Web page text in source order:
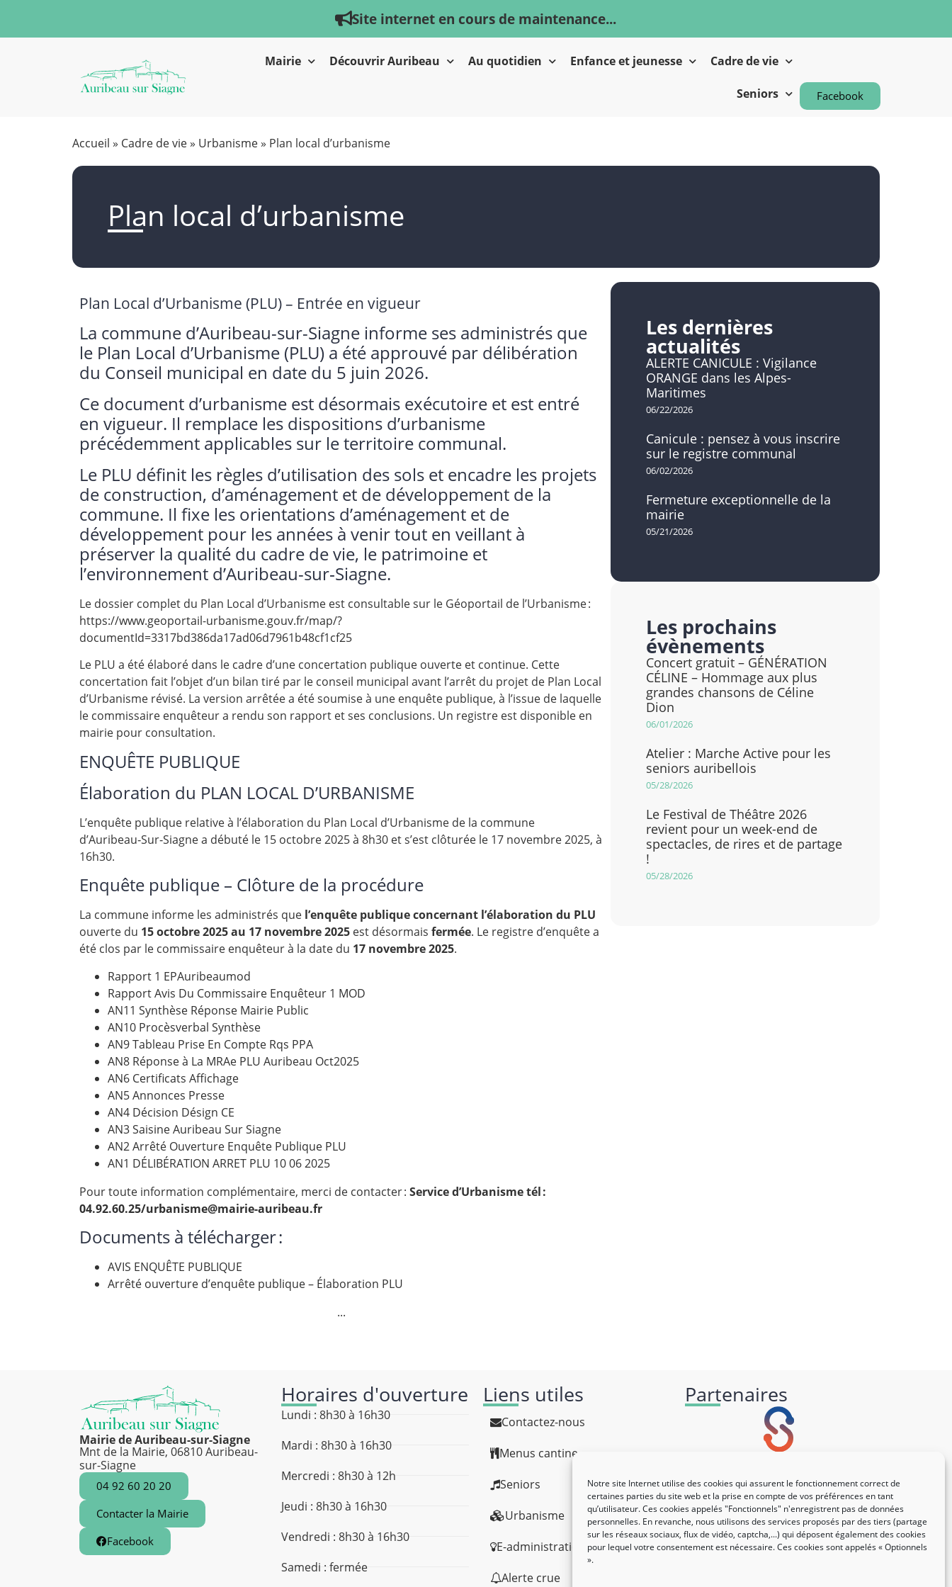
Notre site Internet utilise des cookies qui assurent le fonctionnement correct de
certaines parties du site web et la prise en compte de vos préférences en tant
qu’utilisateur. Ces cookies appelés "Fonctionnels" n'enregistrent pas de données
personnelles. En revanche, nous utilisons des services proposés par des tiers (partage
sur les réseaux sociaux, flux de vidéo, captcha,...) qui déposent également des cookies
pour lequel votre consentement est nécessaire. Ces cookies sont appelés « Optionnels
».
Site internet en cours de maintenance...
Mairie Découvrir Auribeau Au quotidien Enfance et jeunesse Cadre de vie
Seniors Facebook
Accueil » Cadre de vie» Urbanisme» Plan local d’urbanisme
Plan local d’urbanisme
Plan Local d’Urbanisme (PLU) – Entrée en vigueur
La commune d’Auribeau-sur-Siagne informe ses administrés que
le Plan Local d’Urbanisme (PLU) a été approuvé par délibération
du Conseil municipal en date du 5 juin 2026.
Ce document d’urbanisme est désormais exécutoire et est entré
en vigueur. Il remplace les dispositions d’urbanisme
précédemment applicables sur le territoire communal.
Le PLU définit les règles d’utilisation des sols et encadre les projets
de construction, d’aménagement et de développement de la
commune. Il fixe les orientations d’aménagement et de
développement pour les années à venir tout en veillant à
préserver la qualité du cadre de vie, le patrimoine et
l’environnement d’Auribeau-sur‑Siagne.
Le dossier complet du Plan Local d’Urbanisme est consultable sur le Géoportail de l’Urbanisme :
https://www.geoportail-urbanisme.gouv.fr/map/?
documentId=3317bd386da17ad06d7961b48cf1cf25
Le PLU a été élaboré dans le cadre d’une concertation publique ouverte et continue. Cette
concertation fait l’objet d’un bilan tiré par le conseil municipal avant l’arrêt du projet de Plan Local
d’Urbanisme révisé. La version arrêtée a été soumise à une enquête publique, à l’issue de laquelle
le commissaire enquêteur a rendu son rapport et ses conclusions. Un registre est disponible en
mairie pour consultation.
ENQUÊTE PUBLIQUE
Élaboration du PLAN LOCAL D’URBANISME
L’enquête publique relative à l’élaboration du Plan Local d’Urbanisme de la commune
d’Auribeau‑Sur‑Siagne a débuté le 15 octobre 2025 à 8h30 et s’est clôturée le 17 novembre 2025, à
16h30.
Enquête publique – Clôture de la procédure
La commune informe les administrés que l’enquête publique concernant l’élaboration du PLU
ouverte du 15 octobre 2025 au 17 novembre 2025 est désormais fermée. Le registre d’enquête a
été clos par le commissaire enquêteur à la date du 17 novembre 2025.
Rapport 1 EPAuribeaumod
Rapport Avis Du Commissaire Enquêteur 1 MOD
AN11 Synthèse Réponse Mairie Public
AN10 Procèsverbal Synthèse
AN9 Tableau Prise En Compte Rqs PPA
AN8 Réponse à La MRAe PLU Auribeau Oct2025
AN6 Certificats Affichage
AN5 Annonces Presse
AN4 Décision Désign CE
AN3 Saisine Auribeau Sur Siagne
AN2 Arrêté Ouverture Enquête Publique PLU
AN1 DÉLIBÉRATION ARRET PLU 10 06 2025
Pour toute information complémentaire, merci de contacter : Service d’Urbanisme tél :
04.92.60.25/urbanisme@mairie-auribeau.fr
Documents à télécharger :
AVIS ENQUÊTE PUBLIQUE
Arrêté ouverture d’enquête publique – Élaboration PLU
...
Les dernières
actualités
ALERTE CANICULE : Vigilance
ORANGE dans les Alpes-
Maritimes
06/22/2026
Canicule : pensez à vous inscrire
sur le registre communal
06/02/2026
Fermeture exceptionnelle de la
mairie
05/21/2026
Les prochains
évènements
Concert gratuit – GÉNÉRATION
CÉLINE – Hommage aux plus
grandes chansons de Céline
Dion
06/01/2026
Atelier : Marche Active pour les
seniors auribellois
05/28/2026
Le Festival de Théâtre 2026
revient pour un week-end de
spectacles, de rires et de partage
!
05/28/2026
Mairie de Auribeau-sur-Siagne
Mnt de la Mairie, 06810 Auribeau-
sur-Siagne
04 92 60 20 20
Contacter la Mairie
Facebook
Horaires d'ouverture
Lundi : 8h30 à 16h30
Mardi : 8h30 à 16h30
Mercredi : 8h30 à 12h
Jeudi : 8h30 à 16h30
Vendredi : 8h30 à 16h30
Samedi : fermée
Liens utiles
Contactez-nous
Menus cantine
Seniors
Urbanisme
E-administration
Alerte crue
Partenaires